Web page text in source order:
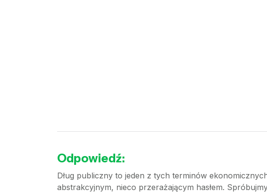
Odpowiedź:
Dług publiczny to jeden z tych terminów
abstrakcyjnym, nieco przerażającym hasłem.